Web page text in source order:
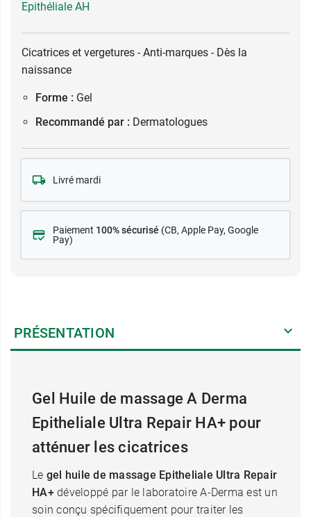
Epithéliale AH
Cicatrices et vergetures - Anti-marques - Dès la
naissance
Forme : Gel
Recommandé par : Dermatologues
Livré mardi
Paiement 100% sécurisé (CB, Apple Pay, Google
Pay)
PRÉSENTATION
Gel Huile de massage A Derma
Epitheliale Ultra Repair HA+ pour
atténuer les cicatrices
Le gel huile de massage Epitheliale Ultra Repair
HA+développé par le laboratoire A-Derma est un
soin conçu spécifiquement pour traiter les